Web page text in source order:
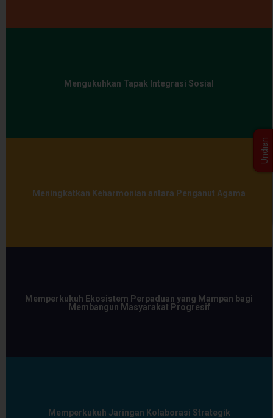
Mengukuhkan Tapak Integrasi Sosial
Meningkatkan Keharmonian antara Penganut Agama
Memperkukuh Ekosistem Perpaduan yang Mampan bagi
Membangun Masyarakat Progresif
Memperkukuh Jaringan Kolaborasi Strategik
Undian